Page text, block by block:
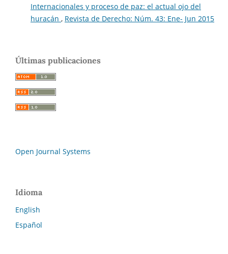
Internacionales y proceso de paz: el actual ojo del
huracán , Revista de Derecho: Núm. 43: Ene- Jun 2015
Últimas publicaciones
Open Journal Systems
Idioma
English
Español